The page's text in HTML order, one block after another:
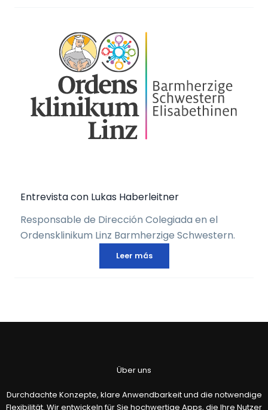
Entrevista con Lukas Haberleitner
Responsable de Dirección Colegiada en el
Ordensklinikum Linz Barmherzige Schwestern.
Leer más
Über uns
Durchdachte Konzepte, klare Anwendbarkeit und die notwendige
Flexibilität. Wir entwickeln für Sie hochwertige Apps, die Ihre Nutzer